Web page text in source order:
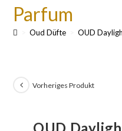
Parfum
Oud Düfte OUD
Vorheriges Produkt